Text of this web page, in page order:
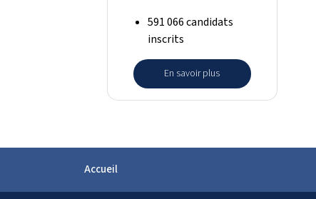
591 066 candidats
inscrits
En savoir plus
Accueil